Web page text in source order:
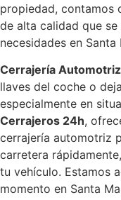
propiedad, contamos
de alta calidad que
necesidades en Santa
Cerrajería
llaves del coche o
especialmente en
Cerrajeros 24h,
cerrajería automotriz
carretera
tu vehículo. Estamos
momento en Santa